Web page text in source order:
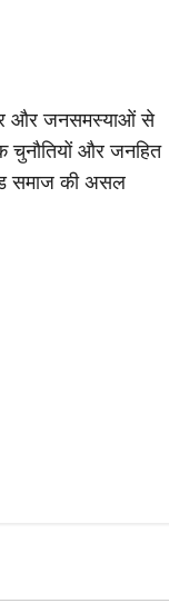
और जनसमस्याओं से
चुनौतियों और जनहित
समाज की असल